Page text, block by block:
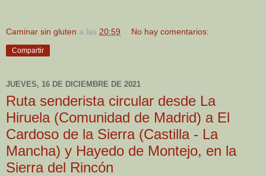
Caminar sin gluten a las 20:59 No hay comentarios:
Compartir
JUEVES, 16 DE DICIEMBRE DE 2021
Ruta senderista circular desde La
Hiruela (Comunidad de Madrid) a El
Cardoso de la Sierra (Castilla - La
Mancha) y Hayedo de Montejo, en la
Sierra del Rincón